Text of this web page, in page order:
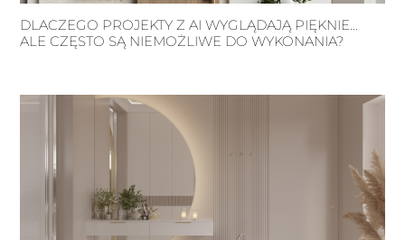
DLACZEGO PROJEKTY Z AI WYGLĄDAJĄ PIĘKNIE…
ALE CZĘSTO SĄ NIEMOŻLIWE DO WYKONANIA?